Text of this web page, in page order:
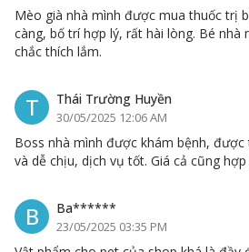
Mèo già nhà mình được mua thuốc trị
càng, bố trí hợp lý, rất hài lòng. Bé nhà
chắc thích lắm.
T Thái Trường Huyền
30/05/2025 12:06 AM
Boss nhà mình được khám bệnh, được
và dễ chịu, dịch vụ tốt. Giá cả cũng
B Ba******
23/05/2025 03:35 PM